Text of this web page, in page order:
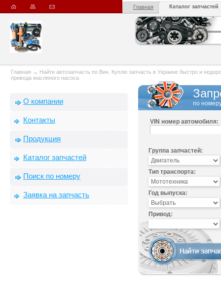
Главная Каталог запчастей
Главная → Найти автозапчасть по Вин. Куплю запчасть в Украине быстро и
привода масляного насоса
О компании
Контакты
Продукция
Каталог запчастей
Поиск по номеру
Заявка на запчасть
по
VIN номер автомобиля:
Группа запчастей:
Тип транспорта:
Год выпуска:
Привод: